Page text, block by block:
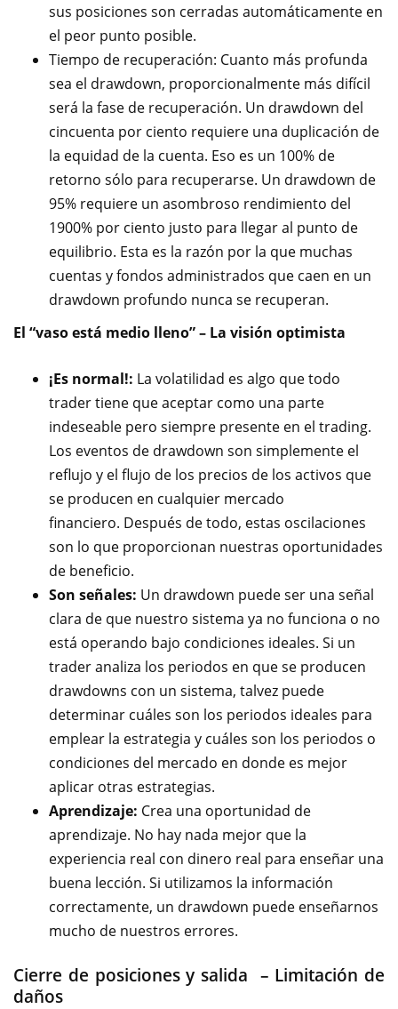
sus posiciones son cerradas automáticamente en
el peor punto posible.
Tiempo de recuperación: Cuanto más profunda
sea el drawdown, proporcionalmente más difícil
será la fase de recuperación. Un drawdown del
cincuenta por ciento requiere una duplicación de
la equidad de la cuenta. Eso es un 100% de
retorno sólo para recuperarse. Un drawdown de
95% requiere un asombroso rendimiento del
1900% por ciento justo para llegar al punto de
equilibrio. Esta es la razón por la que muchas
cuentas y fondos administrados que caen en un
drawdown profundo nunca se recuperan.
El “vaso está medio lleno” – La visión optimista
¡Es normal!: La volatilidad es algo que todo
trader tiene que aceptar como una parte
indeseable pero siempre presente en el trading.
Los eventos de drawdown son simplemente el
reflujo y el flujo de los precios de los activos que
se producen en cualquier mercado
financiero. Después de todo, estas oscilaciones
son lo que proporcionan nuestras oportunidades
de beneficio.
Son señales: Un drawdown puede ser una señal
clara de que nuestro sistema ya no funciona o no
está operando bajo condiciones ideales. Si un
trader analiza los periodos en que se producen
drawdowns con un sistema, talvez puede
determinar cuáles son los periodos ideales para
emplear la estrategia y cuáles son los periodos o
condiciones del mercado en donde es mejor
aplicar otras estrategias.
Aprendizaje: Crea una oportunidad de
aprendizaje. No hay nada mejor que la
experiencia real con dinero real para enseñar una
buena lección. Si utilizamos la información
correctamente, un drawdown puede enseñarnos
mucho de nuestros errores.
Cierre de posiciones y salida – Limitación de
daños